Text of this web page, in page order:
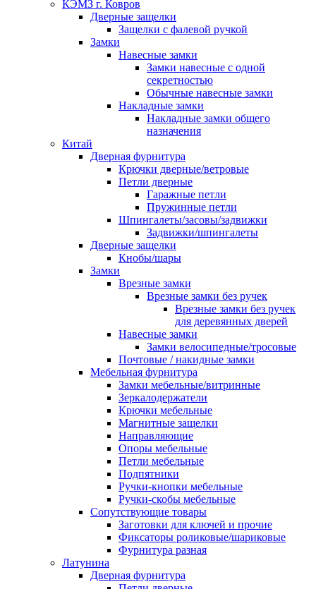
КЭМЗ г. Ковров
Дверные защелки
Защелки с фалевой ручкой
Замки
Навесные замки
Замки навесные с одной
секретностью
Обычные навесные замки
Накладные замки
Накладные замки общего
назначения
Китай
Дверная фурнитура
Крючки дверные/ветровые
Петли дверные
Гаражные петли
Пружинные петли
Шпингалеты/засовы/задвижки
Задвижки/шпингалеты
Дверные защелки
Кнобы/шары
Замки
Врезные замки
Врезные замки без ручек
Врезные замки без ручек
для деревянных дверей
Навесные замки
Замки велосипедные/тросовые
Почтовые / накидные замки
Мебельная фурнитура
Замки мебельные/витринные
Зеркалодержатели
Крючки мебельные
Магнитные защелки
Направляющие
Опоры мебельные
Петли мебельные
Подпятники
Ручки-кнопки мебельные
Ручки-скобы мебельные
Сопутствующие товары
Заготовки для ключей и прочие
Фиксаторы роликовые/шариковые
Фурнитура разная
Латунина
Дверная фурнитура